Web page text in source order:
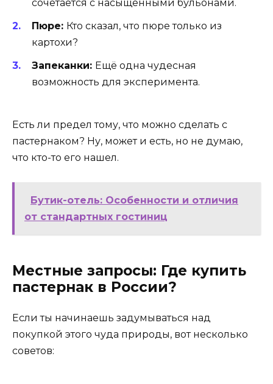
сочетается с насыщенными бульонами.
Пюре: Кто сказал, что пюре только из
картохи?
Запеканки: Ещё одна чудесная
возможность для эксперимента.
Есть ли предел тому, что можно сделать с
пастернаком? Ну, может и есть, но не думаю,
что кто-то его нашел.
Бутик-отель: Особенности и отличия
от стандартных гостиниц
Местные запросы: Где купить
пастернак в России?
Если ты начинаешь задумываться над
покупкой этого чуда природы, вот несколько
советов: